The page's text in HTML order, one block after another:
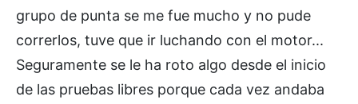
grupo de punta se me fue mucho y no pude
correrlos, tuve que ir luchando con el motor...
Seguramente se le ha roto algo desde el inicio
de las pruebas libres porque cada vez andaba